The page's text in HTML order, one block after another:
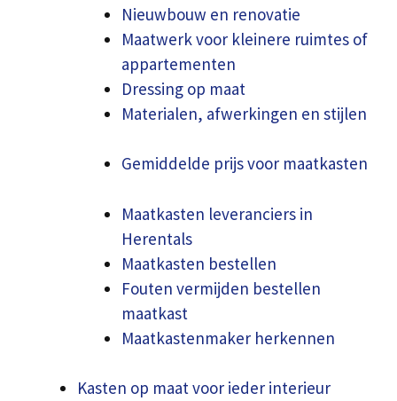
Nieuwbouw en renovatie
Maatwerk voor kleinere ruimtes of
appartementen
Dressing op maat
Materialen, afwerkingen en stijlen
Gemiddelde prijs voor maatkasten
Maatkasten leveranciers in
Herentals
Maatkasten bestellen
Fouten vermijden bestellen
maatkast
Maatkastenmaker herkennen
Kasten op maat voor ieder interieur